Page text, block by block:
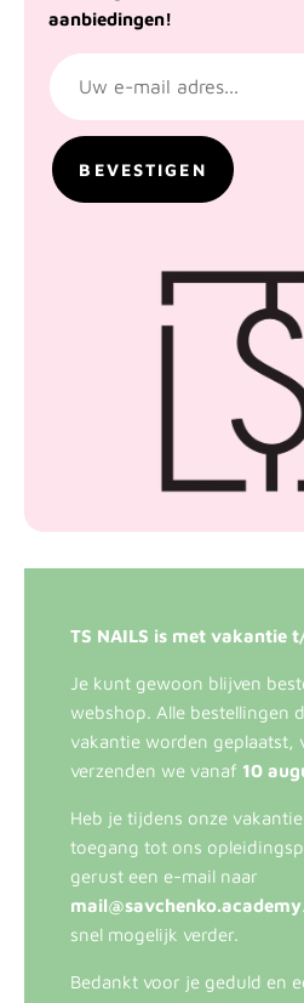
aanbiedingen!
TS NAILS is met vakantie
Je kunt gewoon blijven
webshop. Alle bestellingen
vakantie worden geplaatst,
verzenden we vanaf 10
Heb je tijdens onze
toegang tot ons
gerust een e-mail naar
mail@savchenko.academy
snel mogelijk verder.
Bedankt voor je geduld en